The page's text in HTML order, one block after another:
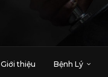
Giới thiệu Bệnh Lý